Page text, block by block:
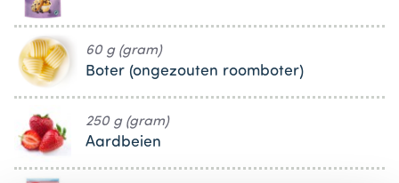
60 g (gram)
Boter (ongezouten roomboter)
250 g (gram)
Aardbeien